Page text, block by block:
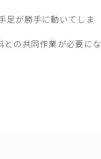
足が勝手に動いてしま
の共同作業が必要にな